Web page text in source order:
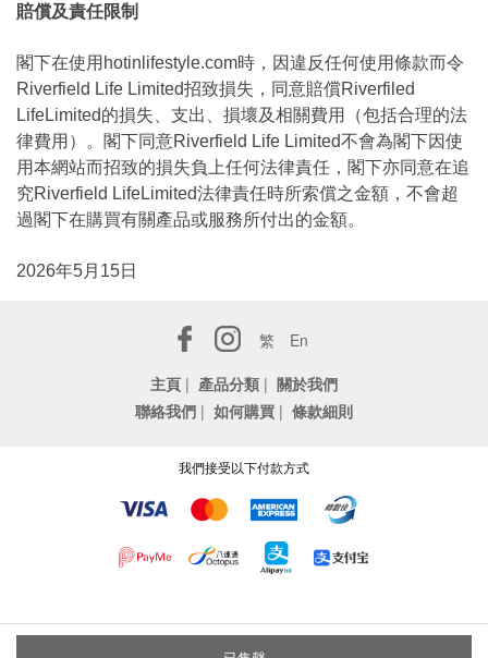
賠償及責任限制
閣下在使用hotinlifestyle.com時，因違反任何使用條款而令
Riverfield Life Limited招致損失，同意賠償Riverfiled
LifeLimited的損失、支出、損壞及相關費用（包括合理的法
律費用）。閣下同意Riverfield Life Limited不會為閣下因使
用本網站而招致的損失負上任何法律責任，閣下亦同意在追
究Riverfield LifeLimited法律責任時所索償之金額，不會超
過閣下在購買有關產品或服務所付出的金額。
2026年5月15日
繁
En
主頁 | 產品分類 | 關於我們
聯絡我們 | 如何購買 | 條款細則
我們接受以下付款方式